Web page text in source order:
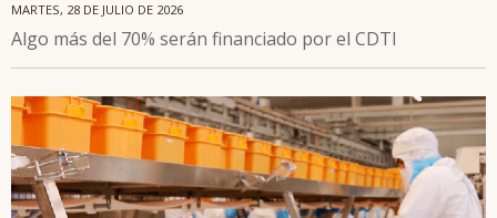
MARTES, 28 DE JULIO DE 2026
Algo más del 70% serán financiado por el CDTI